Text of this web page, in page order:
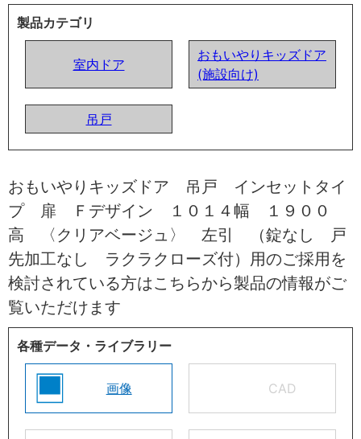
製品カテゴリ
室内ドア
おもいやりキッズドア
(施設向け)
吊戸
おもいやりキッズドア 吊戸 インセットタイ
プ 扉 Ｆデザイン １０１４幅 １９００
高 〈クリアベージュ〉 左引 （錠なし 戸
先加工なし ラクラクローズ付）用のご採用を
検討されている方はこちらから製品の情報がご
覧いただけます
各種データ・ライブラリー
画像 CAD